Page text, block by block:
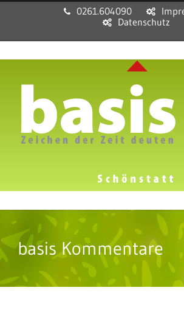
0261.604090
Datenschutz
basis Kommentare